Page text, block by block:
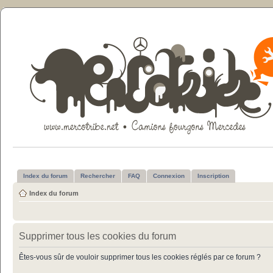
Index du forum Rechercher FAQ Connexion Inscription
Index du forum
Supprimer tous les cookies du forum
Êtes-vous sûr de vouloir supprimer tous les cookies réglés par ce forum ?